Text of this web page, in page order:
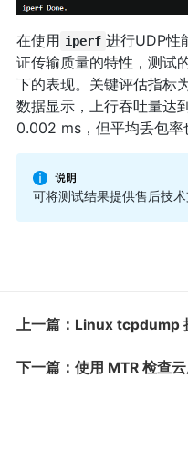
在使用 iperf 进行UDP性
证传输质量的特性，测试
下的表现。关键评估指标
数据显示，上行吞吐量达
0.002 ms，但平均丢包率
可将测试结果提供售后技术
上一篇：Linux tcpdump
下一篇：使用 MTR 检查